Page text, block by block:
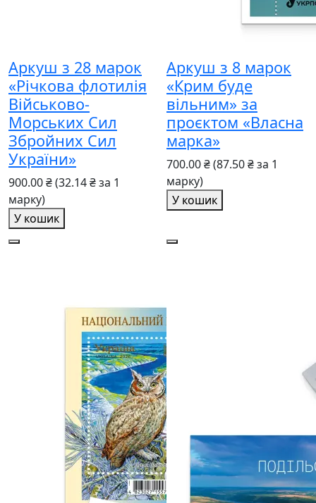
Аркуш з 28 марок
«Річкова флотилія
Військово-
Морських Сил
Збройних Сил
України»
900.00 ₴(32.14 ₴ за 1
марку)
У кошик
Аркуш з 8 марок
«Крим буде
вільним» за
проєктом «Власна
марка»
700.00 ₴(87.50 ₴ за 1
марку)
У кошик